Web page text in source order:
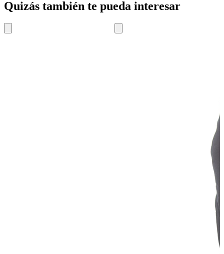
Quizás también te pueda interesar